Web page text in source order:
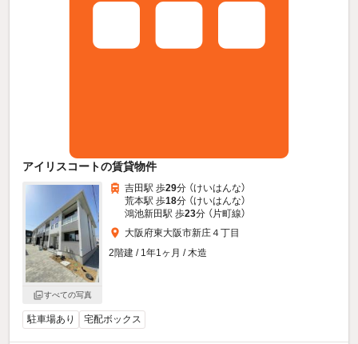
アイリスコートの賃貸物件
すべての写真
吉田駅 歩29分 （けいはんな）
荒本駅 歩18分 （けいはんな）
鴻池新田駅 歩23分 （片町線）
大阪府東大阪市新庄４丁目
2階建 / 1年1ヶ月 / 木造
駐車場あり 宅配ボックス